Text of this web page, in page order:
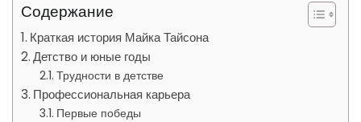
Содержание
Краткая история Майка Тайсона
Детство и юные годы
Трудности в детстве
Профессиональная карьера
Первые победы